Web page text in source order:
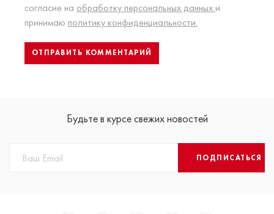
согласие на обработку персональных данных и
принимаю политику конфиденциальности.
Будьте в курсе свежих новостей
ПОДПИСАТЬСЯ